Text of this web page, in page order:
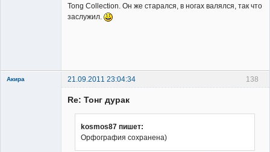
Tong Collection. Он же старался, в ногах валялся, так что
заслужил.
138
Акира 21.09.2011 23:04:34
Re: Тонг дурак
kosmos87 пишет:
Орфография сохранена)